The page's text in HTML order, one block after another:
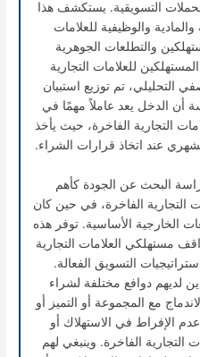
التسويقية. يستكشف هذا
والوظيفية للعلامات
والتطلعات الجوهرية
للعلامات التجارية
التحليلي، تم توزيع استبيان
أن الدخل يعد عاملاً مهمًا في
التجارية الفاخرة، حيث يأخذ
عند اتخاذ قرارات الشراء.
البحث عن الجودة كأهم
التجارية الفاخرة، في حين كان
الخارجية الأساسية. توفر هذه
مستهلكي العلامات التجارية
التسويق الفعالة.
لديهم دوافع مختلفة لشراء
مع المجموعة أو التميز أو
الإفراط في الاستهلاك أو
التجارية الفاخرة. وينبغي لهم